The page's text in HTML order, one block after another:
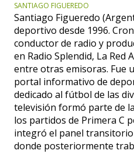
SANTIAGO FIGUEREDO
Santiago Figueredo
deportivo desde 1996.
conductor de radio y
en Radio Splendid, La Red
entre otras emisoras. Fue
portal informativo de
dedicado al fútbol de las
televisión formó parte de
los partidos de Primera C
integró el panel transitorio
donde posteriormente